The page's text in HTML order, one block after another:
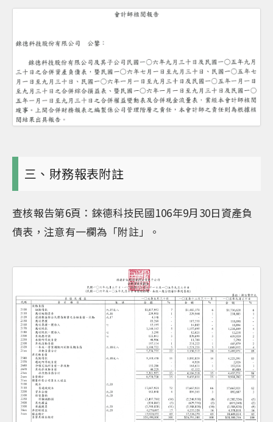
三、財務報表附註
查核報告第6頁：錸德科技民國106年9月30日資產負
債表，注意有一欄為「附註」。